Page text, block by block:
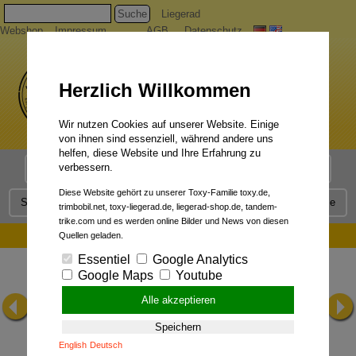
Suche
Liegerad
Webshop
Impressum AGB Datenschutz
Liegerad Modelle
Service Qualität Liegerad News Kontakt Presse
Herzlich Willkommen
Wir nutzen Cookies auf unserer Website. Einige
von ihnen sind essenziell, während andere uns
helfen, diese Website und Ihre Erfahrung zu
verbessern.
Diese Website gehört zu unserer Toxy-Familie toxy.de,
trimbobil.net, toxy-liegerad.de, liegerad-shop.de, tandem-
trike.com und es werden online Bilder und News von diesen
Quellen geladen.
Essentiel
Google Analytics
Google Maps
Youtube
Alle akzeptieren
Speichern
English Deutsch